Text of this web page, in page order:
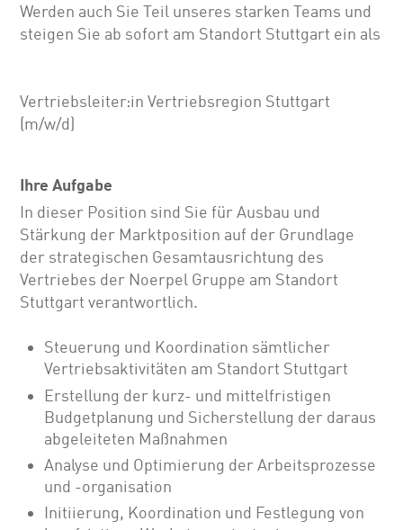
Werden auch Sie Teil unseres starken Teams und
steigen Sie ab sofort am Standort Stuttgart ein als
Vertriebsleiter:in Vertriebsregion Stuttgart
(m/w/d)
Ihre Aufgabe
In dieser Position sind Sie für Ausbau und
Stärkung der Marktposition auf der Grundlage
der strategischen Gesamtausrichtung des
Vertriebes der Noerpel Gruppe am Standort
Stuttgart verantwortlich.
Steuerung und Koordination sämtlicher
Vertriebsaktivitäten am Standort Stuttgart
Erstellung der kurz- und mittelfristigen
Budgetplanung und Sicherstellung der daraus
abgeleiteten Maßnahmen
Analyse und Optimierung der Arbeitsprozesse
und -organisation
Initiierung, Koordination und Festlegung von